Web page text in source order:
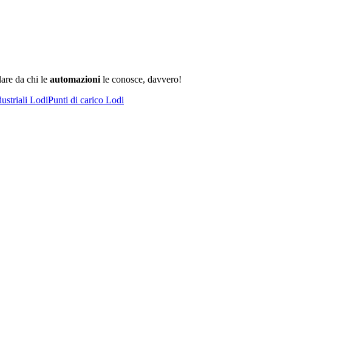
da chi le automazioni le conosce, davvero!
LodiPunti di carico Lodi